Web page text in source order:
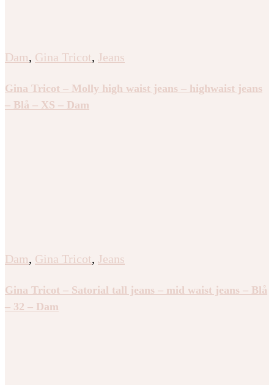
Dam, Gina Tricot, Jeans
Gina Tricot – Molly high waist jeans – highwaist jeans
– Blå – XS – Dam
Dam, Gina Tricot, Jeans
Gina Tricot – Satorial tall jeans – mid waist jeans – Blå
– 32 – Dam